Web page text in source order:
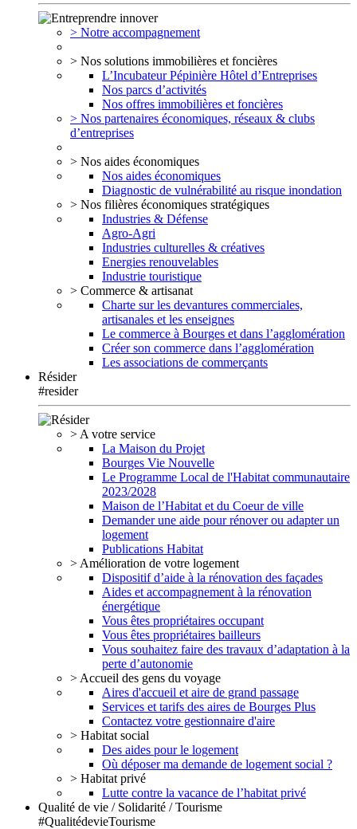
> Notre accompagnement
> Nos solutions immobilières et foncières
L’Incubateur Pépinière Hôtel d’Entreprises
Nos parcs d’activités
Nos offres immobilières et foncières
> Nos partenaires économiques, réseaux & clubs
d’entreprises
> Nos aides économiques
Nos aides économiques
Diagnostic de vulnérabilité au risque inondation
> Nos filières économiques stratégiques
Industries & Défense
Agro-Agri
Industries culturelles & créatives
Energies renouvelables
Industrie touristique
> Commerce & artisanat
Charte sur les devantures commerciales,
artisanales et les enseignes
Le commerce à Bourges et dans l’agglomération
Créer son commerce dans l’agglomération
Les associations de commerçants
Résider
#resider
> A votre service
La Maison du Projet
Bourges Vie Nouvelle
Le Programme Local de l'Habitat communautaire
2023/2028
Maison de l’Habitat et du Coeur de ville
Demander une aide pour rénover ou adapter un
logement
Publications Habitat
> Amélioration de votre logement
Dispositif d’aide à la rénovation des façades
Aides et accompagnement à la rénovation
énergétique
Vous êtes propriétaires occupant
Vous êtes propriétaires bailleurs
Vous souhaitez faire des travaux d’adaptation à la
perte d’autonomie
> Accueil des gens du voyage
Aires d'accueil et aire de grand passage
Services et tarifs des aires de Bourges Plus
Contactez votre gestionnaire d'aire
> Habitat social
Des aides pour le logement
Où déposer ma demande de logement social ?
> Habitat privé
Lutte contre la vacance de l’habitat privé
Qualité de vie / Solidarité / Tourisme
#QualitédevieTourisme